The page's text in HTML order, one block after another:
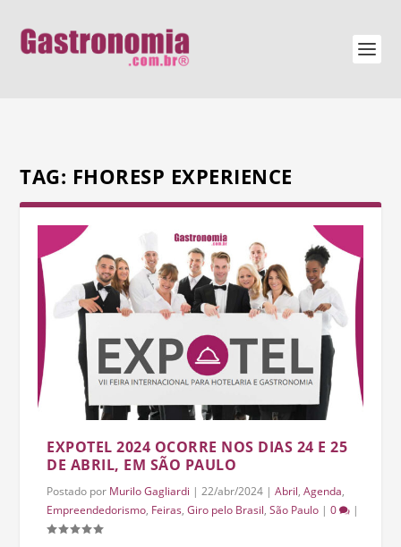
TAG: FHORESP EXPERIENCE
EXPOTEL 2024 OCORRE NOS DIAS 24 E 25
DE ABRIL, EM SÃO PAULO
Postado por Murilo Gagliardi |22/abr/2024 |Abril,Agenda,
Empreendedorismo, Feiras,Giro pelo Brasil,São Paulo |0 |